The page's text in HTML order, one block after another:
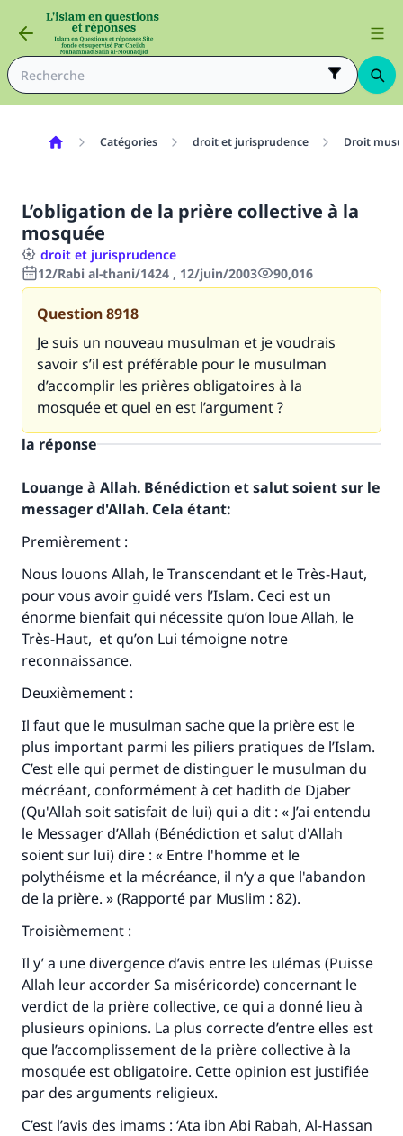
Catégories droit et jurisprudence Droit
L’obligation de la prière collective à la
mosquée
droit et jurisprudence
12/Rabi al-thani/1424 , 12/juin/2003
90,016
Question8918
Je suis un nouveau musulman et je voudrais
savoir s’il est préférable pour le musulman
d’accomplir les prières obligatoires à la
mosquée et quel en est l’argument ?
la réponse
Louange à Allah. Bénédiction et salut soient sur le
messager d'Allah. Cela étant:
Premièrement :
Nous louons Allah, le Transcendant et le Très-Haut,
pour vous avoir guidé vers l’Islam. Ceci est un
énorme bienfait qui nécessite qu’on loue Allah, le
Très-Haut, et qu’on Lui témoigne notre
reconnaissance.
Deuxièmement :
Il faut que le musulman sache que la prière est le
plus important parmi les piliers pratiques de l’Islam.
C’est elle qui permet de distinguer le musulman du
mécréant, conformément à cet hadith de Djaber
(Qu'Allah soit satisfait de lui) qui a dit : « J’ai entendu
le Messager d’Allah (Bénédiction et salut d'Allah
soient sur lui) dire : « Entre l'homme et le
polythéisme et la mécréance, il n’y a que l'abandon
de la prière. » (Rapporté par Muslim : 82).
Troisièmement :
Il y’ a une divergence d’avis entre les ulémas (Puisse
Allah leur accorder Sa miséricorde) concernant le
verdict de la prière collective, ce qui a donné lieu à
plusieurs opinions. La plus correcte d’entre elles est
que l’accomplissement de la prière collective à la
mosquée est obligatoire. Cette opinion est justifiée
par des arguments religieux.
C’est l’avis des imams : ‘Ata ibn Abi Rabah, Al-Hassan